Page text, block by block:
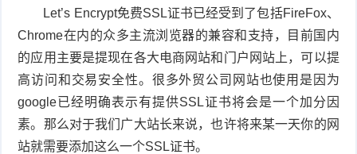
Let’s Encrypt免费SSL证书已经受到了包括FireFox、
Chrome在内的众多主流浏览器的兼容和支持，目前国内
的应用主要是提现在各大电商网站和门户网站上，可以提
高访问和交易安全性。很多外贸公司网站也使用是因为
google已经明确表示有提供SSL证书将会是一个加分因
素。那么对于我们广大站长来说，也许将来某一天你的网
站就需要添加这么一个SSL证书。